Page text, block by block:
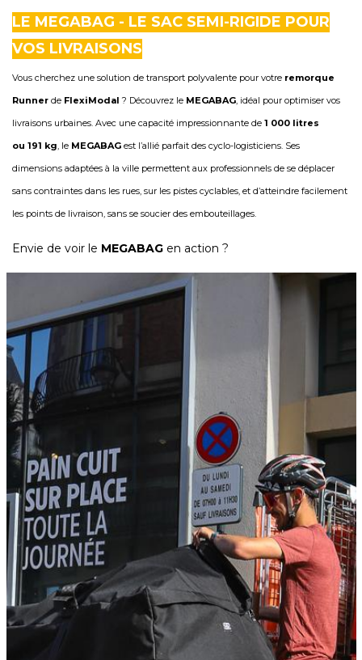
LE MEGABAG - LE SAC SEMI-RIGIDE POUR
VOS LIVRAISONS
Vous cherchez une solution de transport polyvalente pour votre remorque
Runner de FlexiModal ? Découvrez le MEGABAG, idéal pour optimiser vos
livraisons urbaines. Avec une capacité impressionnante de 1 000 litres
ou 191 kg, le MEGABAG est l’allié parfait des cyclo-logisticiens. Ses
dimensions adaptées à la ville permettent aux professionnels de se déplacer
sans contraintes dans les rues, sur les pistes cyclables, et d’atteindre facilement
les points de livraison, sans se soucier des embouteillages.
Envie de voir le MEGABAG en action ?